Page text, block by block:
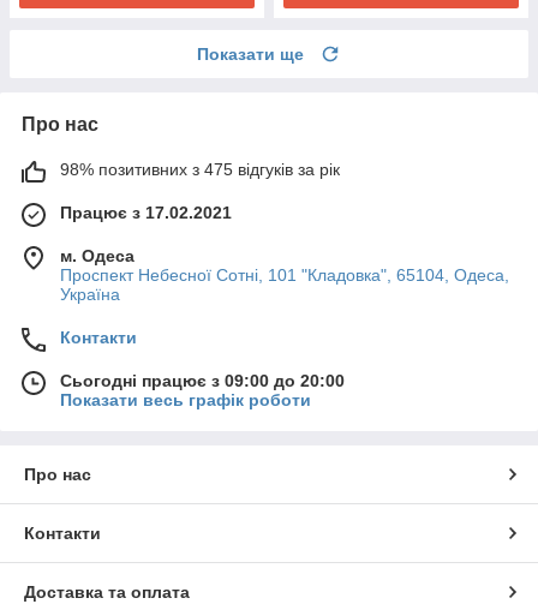
Показати ще
Про нас
98% позитивних з 475 відгуків за рік
Працює з 17.02.2021
м. Одеса
Проспект Небесної Сотні, 101 "Кладовка", 65104, Одеса,
Україна
Контакти
Сьогодні працює з 09:00 до 20:00
Показати весь графік роботи
Про нас
Контакти
Доставка та оплата